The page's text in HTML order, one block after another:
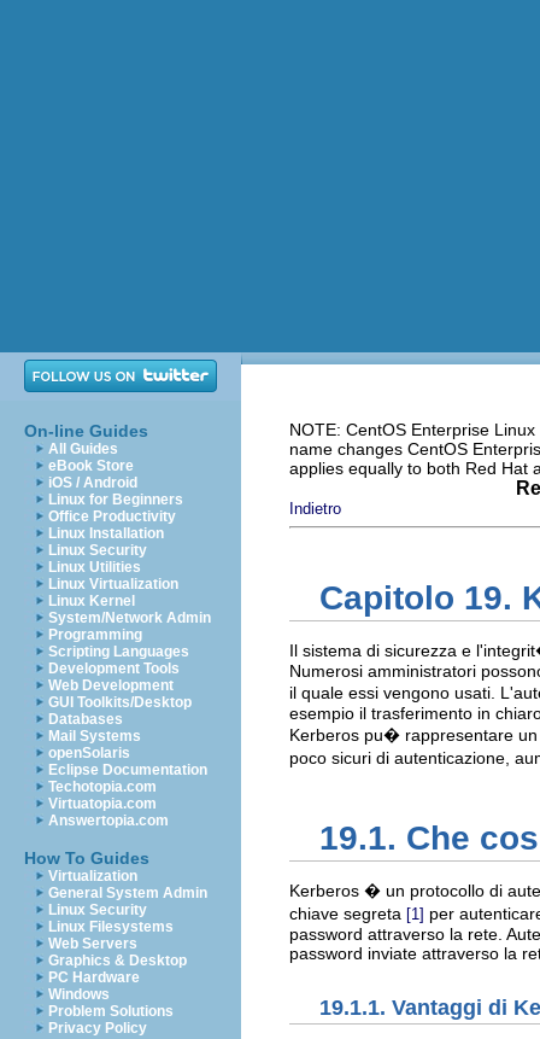
On-line Guides
All Guides
eBook Store
iOS / Android
Linux for Beginners
Office Productivity
Linux Installation
Linux Security
Linux Utilities
Linux Virtualization
Linux Kernel
System/Network Admin
Programming
Scripting Languages
Development Tools
Web Development
GUI Toolkits/Desktop
Databases
Mail Systems
openSolaris
Eclipse Documentation
Techotopia.com
Virtuatopia.com
Answertopia.com
How To Guides
Virtualization
General System Admin
Linux Security
Linux Filesystems
Web Servers
Graphics & Desktop
PC Hardware
Windows
Problem Solutions
Privacy Policy
NOTE: CentOS Enterprise
name changes CentOS
applies equally to both Red Hat
Indietro
Capitolo 19.
Il sistema di sicurezza e
Numerosi amministratori
il quale essi vengono usati.
esempio il trasferimento in
Kerberos pu� rappresentare
poco sicuri di autenticazione,
19.1. Che
Kerberos � un protocollo di
chiave segreta [1] per
password attraverso la rete.
password inviate attraverso la
19.1.1. Vantaggi di